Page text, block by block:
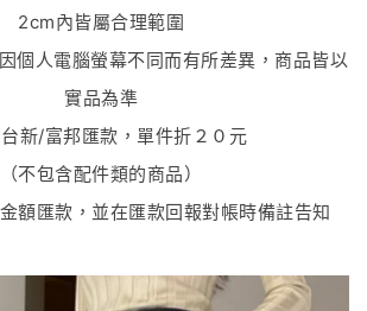
2cm內皆屬合理範圍
個人電腦螢幕不同而有所差異，商品皆以
實品為準
新/富邦匯款，單件折２０元
（不包含配件類的商品）
額匯款，並在匯款回報對帳時備註告知